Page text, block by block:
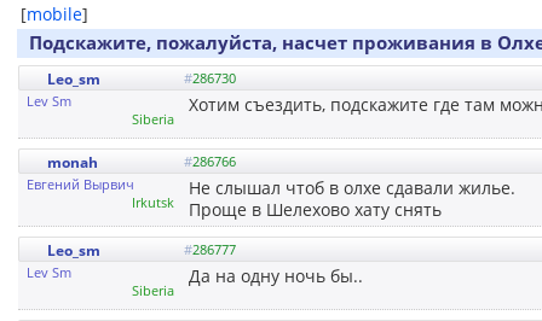
[mobile]
Подскажите, пожалуйста, насчет проживания в
Leo_sm #286730
Lev Sm
Siberia
Хотим съездить, подскажите где там
monah #286766
Евгений Вырвич
Irkutsk
Не слышал чтоб в олхе сдавали жилье.
Проще в Шелехово хату снять
Leo_sm #286777
Lev Sm
Siberia
Да на одну ночь бы..